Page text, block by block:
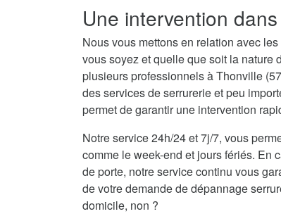
Une intervention
Nous vous mettons en relation avec
vous soyez et quelle que soit la nature
plusieurs professionnels à Thonville
des services de serrurerie et peu
permet de garantir une intervention
Notre service 24h/24 et 7j/7, vous
comme le week-end et jours fériés. En
de porte, notre service continu vous
de votre demande de dépannage
domicile, non ?